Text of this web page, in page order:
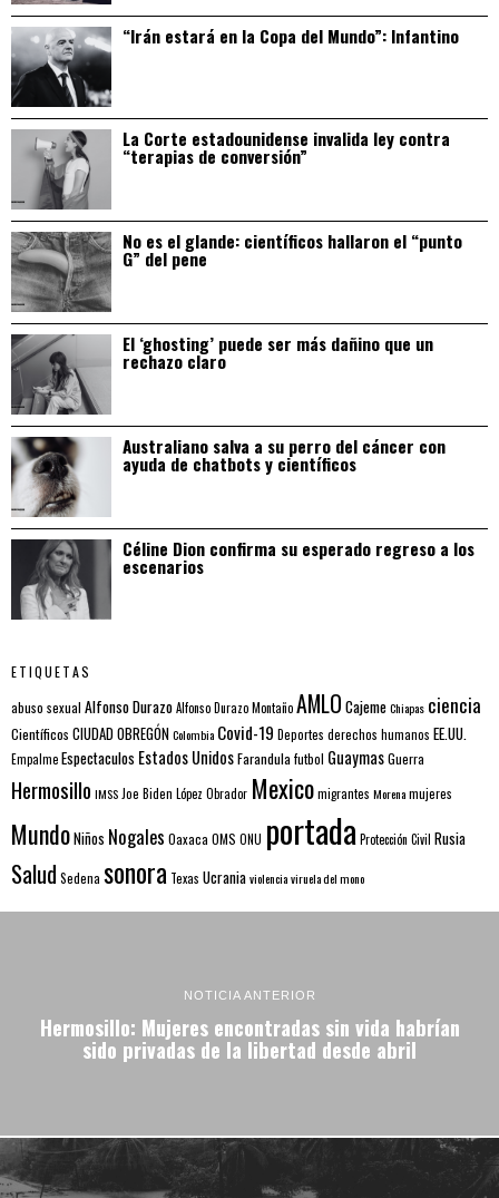
“Irán estará en la Copa del Mundo”: Infantino
La Corte estadounidense invalida ley contra
“terapias de conversión”
No es el glande: científicos hallaron el “punto
G” del pene
El ‘ghosting’ puede ser más dañino que un
rechazo claro
Australiano salva a su perro del cáncer con
ayuda de chatbots y científicos
Céline Dion confirma su esperado regreso a los
escenarios
ETIQUETAS
abuso sexual Alfonso DurazoAlfonso Durazo MontañoAMLO CajemeChiapas ciencia
Científicos CIUDAD OBREGÓNColombia Covid-19 Deportes derechos humanos EE.UU.
EmpalmeEspectaculos Estados UnidosFarandulafutbol GuaymasGuerra
Hermosillo IMSS Joe Biden López Obrador Mexicomigrantes Morenamujeres
MundoNiños Nogales Oaxaca OMS ONU portada Protección Civil Rusia
Salud Sedena sonora Texas Ucraniaviolenciaviruela del mono
NOTICIA ANTERIOR
Hermosillo: Mujeres encontradas sin vida habrían
sido privadas de la libertad desde abril